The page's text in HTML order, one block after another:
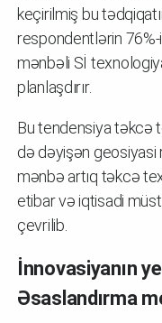
keçirilmiş bu
respondentlərin 76%-
mənbəli Sİ
planlaşdırır.
Bu tendensiya təkcə
də dəyişən geosiyasi
mənbə artıq təkcə
etibar və iqtisadi
çevrilib.
İnnovasiyanın
Əsaslandırma